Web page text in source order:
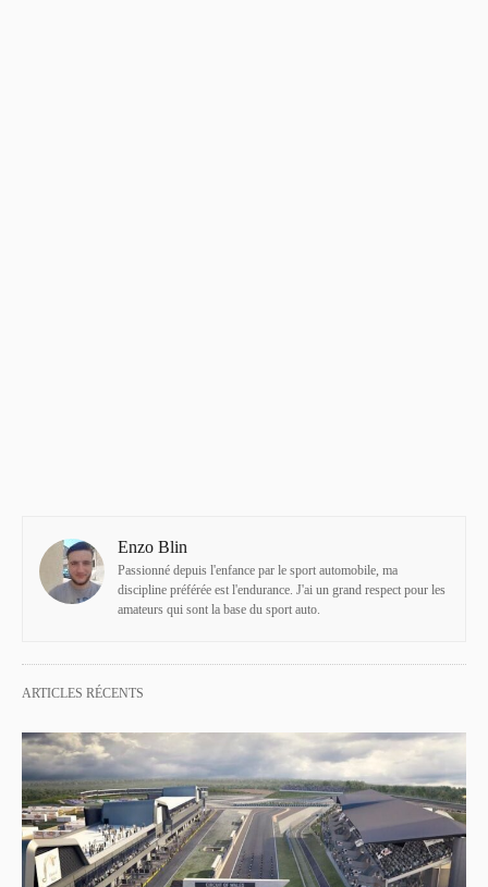
Enzo Blin
Passionné depuis l'enfance par le sport automobile, ma
discipline préférée est l'endurance. J'ai un grand respect pour les
amateurs qui sont la base du sport auto.
ARTICLES RÉCENTS